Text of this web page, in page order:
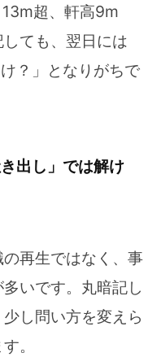
超、軒高9m
ても、翌日には
？」となりがちで
出し」では解け
再生ではなく、事
いです。丸暗記し
し問い方を変えら
。